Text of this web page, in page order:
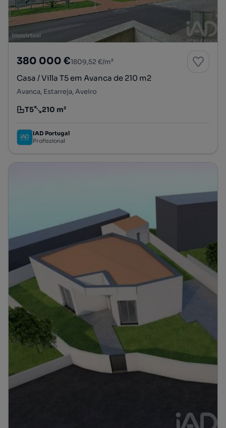
380 000 €1809,52 €/m²
Casa / Villa T5 em Avanca de 210 m2
Avanca, Estarreja, Aveiro
Tipologia
T5
Preço por metro quadrado
210 m²
IAD Portugal
Profissional